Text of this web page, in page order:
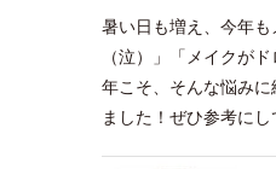
暑い日も増え、今年
（泣）」「メイクが
年こそ、そんな悩み
ました！ぜひ参考にし